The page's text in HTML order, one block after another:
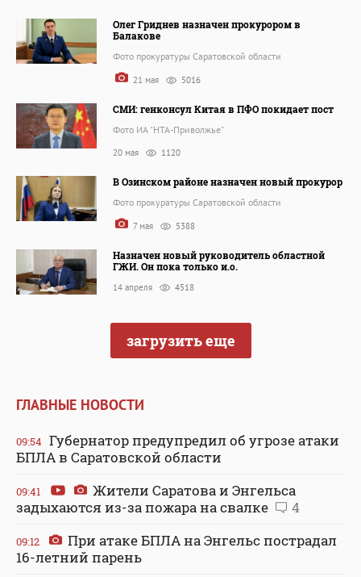
Олег Гриднев назначен прокурором в
Балакове
Фото прокуратуры Саратовской области
21 мая 5016
СМИ: генконсул Китая в ПФО покидает пост
Фото ИА "НТА-Приволжье"
20 мая 1120
В Озинском районе назначен новый прокурор
Фото прокуратуры Саратовской области
7 мая 5388
Назначен новый руководитель областной
ГЖИ. Он пока только и.о.
14 апреля 4518
загрузить еще
ГЛАВНЫЕ НОВОСТИ
09:54 Губернатор предупредил об угрозе атаки
БПЛА в Саратовской области
09:41
Жители Саратова и Энгельса
задыхаются из-за пожара на свалке
4
09:12
При атаке БПЛА на Энгельс пострадал
16-летний парень